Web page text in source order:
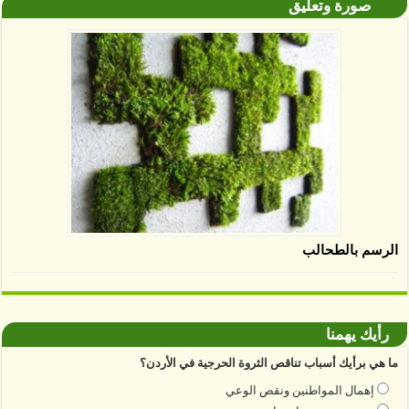
صورة وتعليق
الرسم بالطحالب
رأيك يهمنا
ما هي برأيك أسباب تناقص الثروة الحرجية في الأردن؟
إهمال المواطنين ونقص الوعي